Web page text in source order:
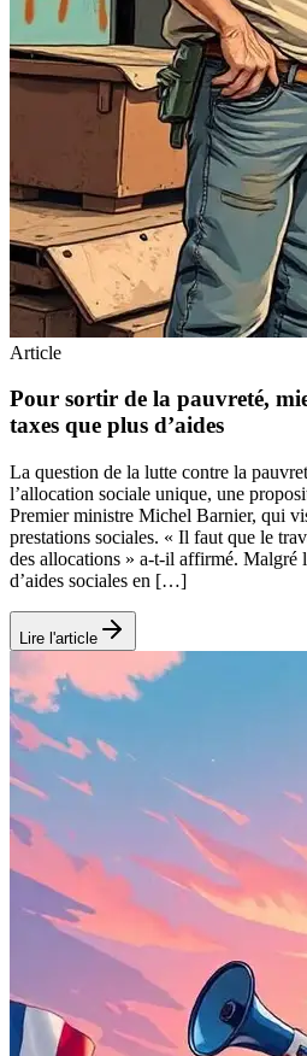
Article
Pour sortir de la pauvreté,
taxes que plus d’aides
La question de la lutte contre la
l’allocation sociale unique, une
Premier ministre Michel Barnier, qui
prestations sociales. « Il faut que le
des allocations » a-t-il affirmé. Malgré
d’aides sociales en […]
Lire l'article